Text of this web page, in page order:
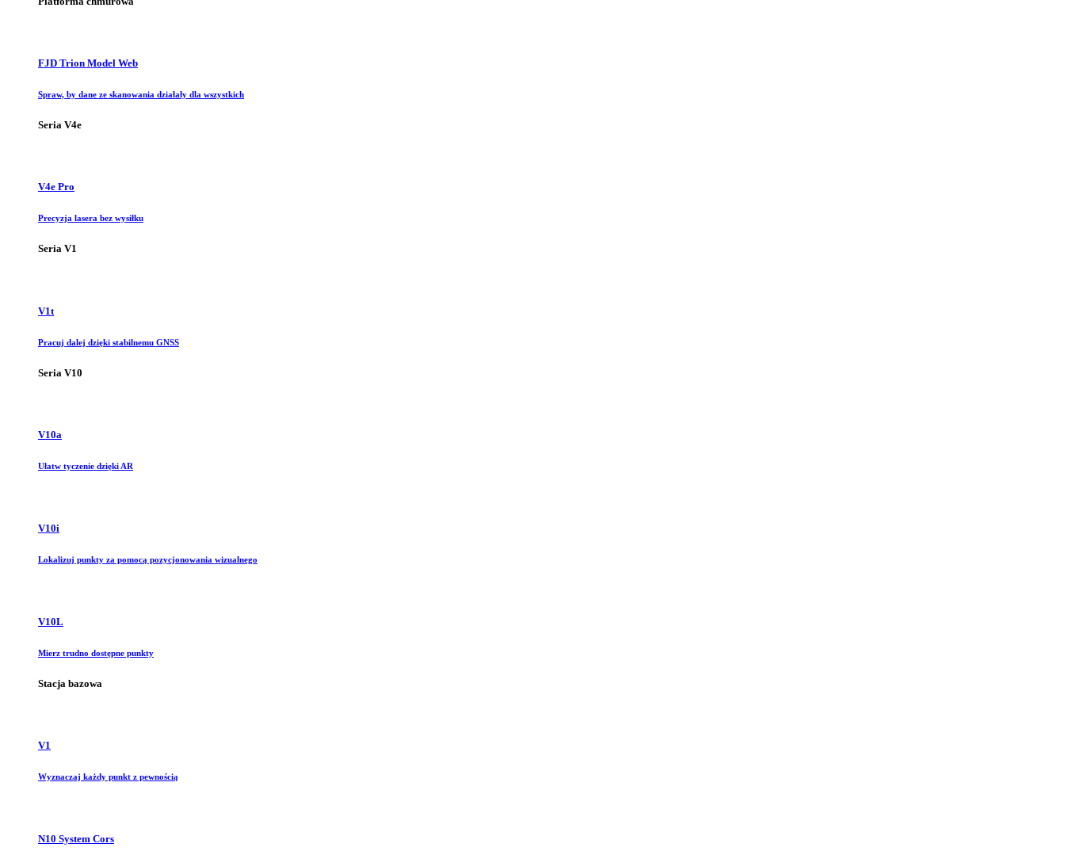
FJD Trion Model Web
Spraw, by dane ze skanowania działały dla wszystkich
Seria V4e
V4e Pro
Precyzja lasera bez wysiłku
Seria V1
V1t
Pracuj dalej dzięki stabilnemu GNSS
Seria V10
V10a
Ułatw tyczenie dzięki AR
V10i
Lokalizuj punkty za pomocą pozycjonowania wizualnego
V10L
Mierz trudno dostępne punkty
Stacja bazowa
V1
Wyznaczaj każdy punkt z pewnością
N10 System Cors